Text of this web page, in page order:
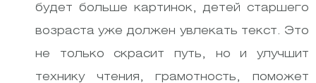
будет больше картинок, детей старшего
возраста уже должен увлекать текст. Это
не только скрасит путь, но и улучшит
технику чтения, грамотность, поможет